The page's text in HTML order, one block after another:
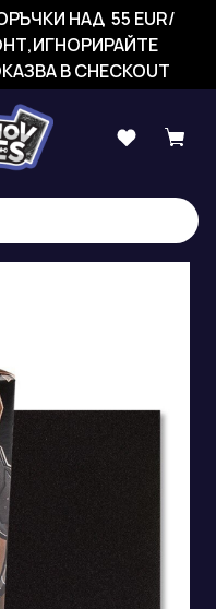
НАД 55 EUR/
В CHECKOUT